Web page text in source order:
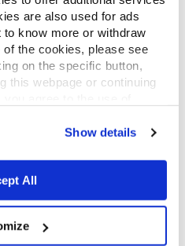
are also used for ads
know more or withdraw
the cookies, please see
on the specific button,
this webpage or continuing
Show details
All